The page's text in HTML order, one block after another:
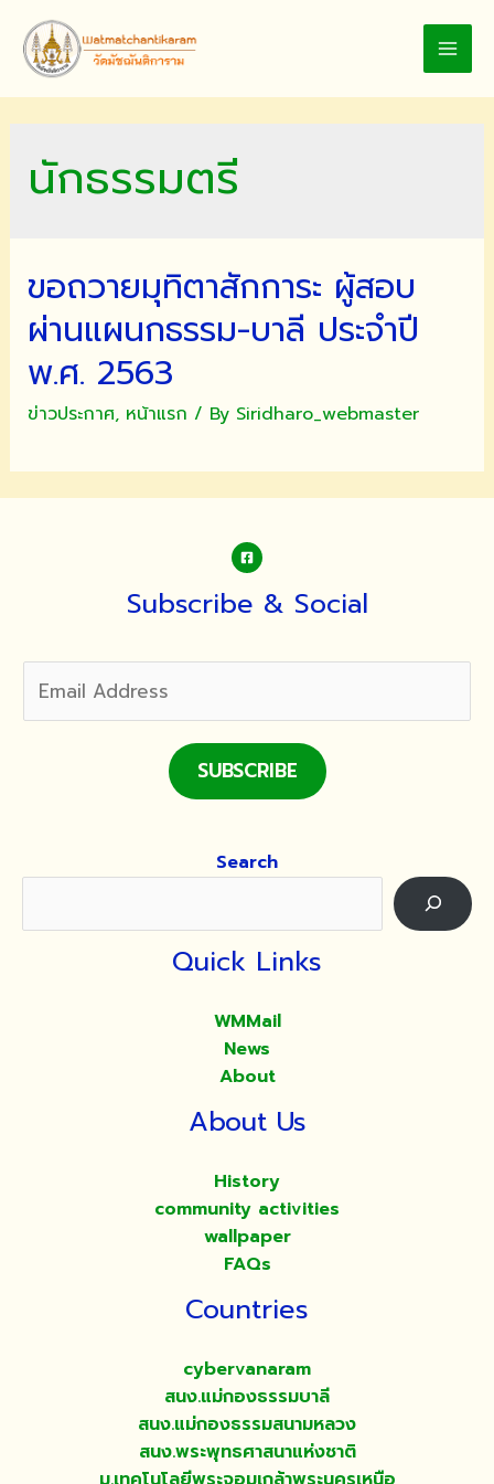
content
นักธรรมตรี
ขอถวายมุทิตาสักการะ ผู้สอบ
ผ่านแผนกธรรม-บาลี ประจำปี
พ.ศ. 2563
ข่าวประกาศ, หน้าแรก / By Siridharo_webmaster
Subscribe & Social
SUBSCRIBE
Search
Quick Links
WMMail
News
About
About Us
History
community activities
wallpaper
FAQs
Countries
cybervanaram
สนง.แม่กองธรรมบาลี
สนง.แม่กองธรรมสนามหลวง
สนง.พระพุทธศาสนาแห่งชาติ